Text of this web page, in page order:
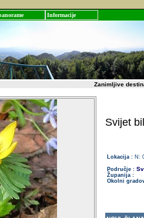
Informacije
Zanimljive
Svijet
Lokacija : N:
Područje :
Županija :
Okolni